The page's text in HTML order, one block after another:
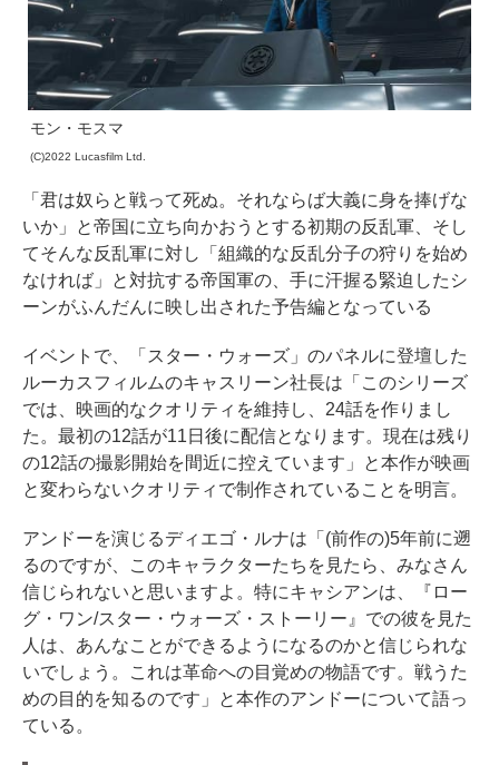
モン・モスマ
(C)2022 Lucasfilm Ltd.
「君は奴らと戦って死ぬ。それならば大義に身を捧げな
いか」と帝国に立ち向かおうとする初期の反乱軍、そし
てそんな反乱軍に対し「組織的な反乱分子の狩りを始め
なければ」と対抗する帝国軍の、手に汗握る緊迫したシ
ーンがふんだんに映し出された予告編となっている
イベントで、「スター・ウォーズ」のパネルに登壇した
ルーカスフィルムのキャスリーン社長は「このシリーズ
では、映画的なクオリティを維持し、24話を作りまし
た。最初の12話が11日後に配信となります。現在は残り
の12話の撮影開始を間近に控えています」と本作が映画
と変わらないクオリティで制作されていることを明言。
アンドーを演じるディエゴ・ルナは「(前作の)5年前に遡
るのですが、このキャラクターたちを見たら、みなさん
信じられないと思いますよ。特にキャシアンは、『ロー
グ・ワン/スター・ウォーズ・ストーリー』での彼を見た
人は、あんなことができるようになるのかと信じられな
いでしょう。これは革命への目覚めの物語です。戦うた
めの目的を知るのです」と本作のアンドーについて語っ
ている。